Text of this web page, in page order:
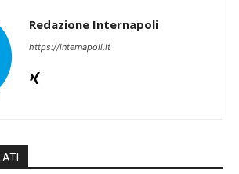
Redazione Internapoli
https://internapoli.it